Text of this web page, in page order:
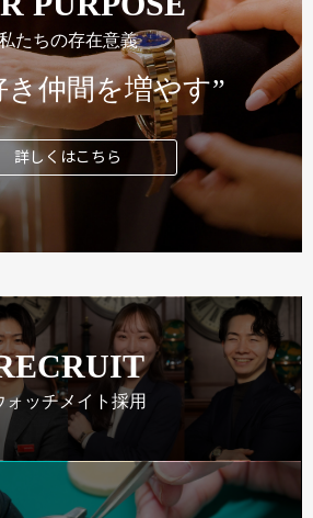
たちの存在意義
き仲間を増やす”
詳しくはこちら
ォッチメイト採用